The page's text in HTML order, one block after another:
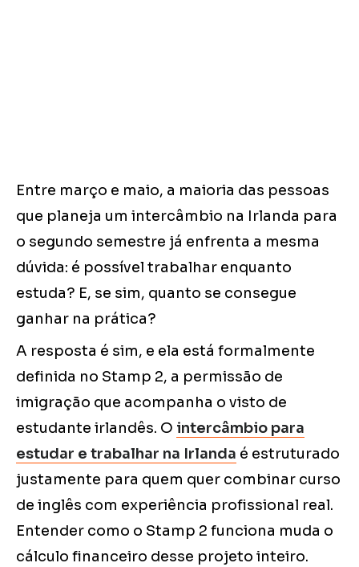
Entre março e maio, a maioria das pessoas
que planeja um intercâmbio na Irlanda para
o segundo semestre já enfrenta a mesma
dúvida: é possível trabalhar enquanto
estuda? E, se sim, quanto se consegue
ganhar na prática?
A resposta é sim, e ela está formalmente
definida no Stamp 2, a permissão de
imigração que acompanha o visto de
estudante irlandês. O intercâmbio para
estudar e trabalhar na Irlanda é estruturado
justamente para quem quer combinar curso
de inglês com experiência profissional real.
Entender como o Stamp 2 funciona muda o
cálculo financeiro desse projeto inteiro.